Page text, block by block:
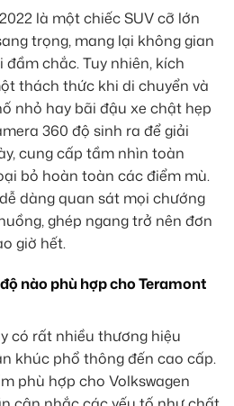
là một chiếc SUV cỡ lớn
trọng, mang lại không gian
chắc. Tuy nhiên, kích
thách thức khi di chuyển và
nhỏ hay bãi đậu xe chật hẹp
360 độ sinh ra để giải
cung cấp tầm nhìn toàn
bỏ hoàn toàn các điểm mù.
dàng quan sát mọi chướng
ghép ngang trở nên đơn
giờ hết.
nào phù hợp cho Teramont
có rất nhiều thương hiệu
khúc phổ thông đến cao cấp.
phù hợp cho Volkswagen